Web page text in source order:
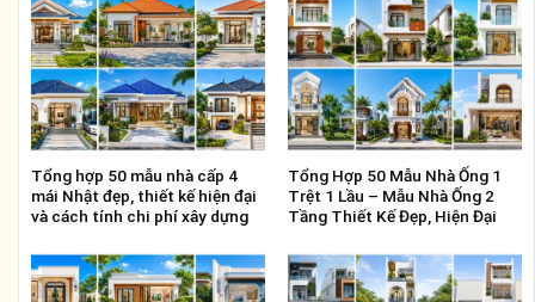
Tổng hợp 50 mẫu nhà cấp 4
mái Nhật đẹp, thiết kế hiện đại
và cách tính chi phí xây dựng
Tổng Hợp 50 Mẫu Nhà Ống 1
Trệt 1 Lầu – Mẫu Nhà Ống 2
Tầng Thiết Kế Đẹp, Hiện Đại